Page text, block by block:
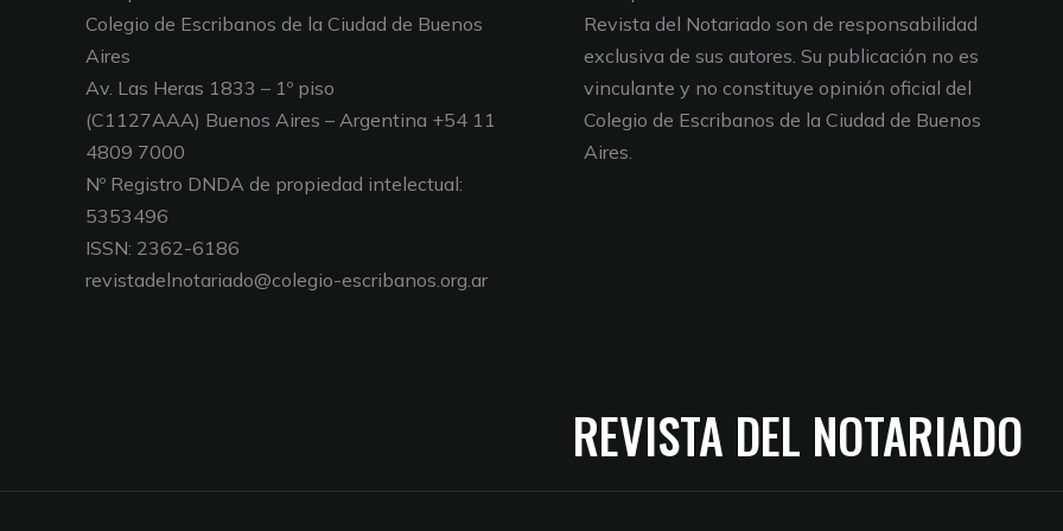
Colegio de Escribanos de la Ciudad de Buenos
Aires
Av. Las Heras 1833 – 1º piso
(C1127AAA) Buenos Aires – Argentina +54 11
4809 7000
Nº Registro DNDA de propiedad intelectual:
5353496
ISSN: 2362-6186
revistadelnotariado@colegio-escribanos.org.ar
Revista del Notariado son de responsabilidad
exclusiva de sus autores. Su publicación no es
vinculante y no constituye opinión oficial del
Colegio de Escribanos de la Ciudad de Buenos
Aires.
REVISTA DEL NOTARIADO